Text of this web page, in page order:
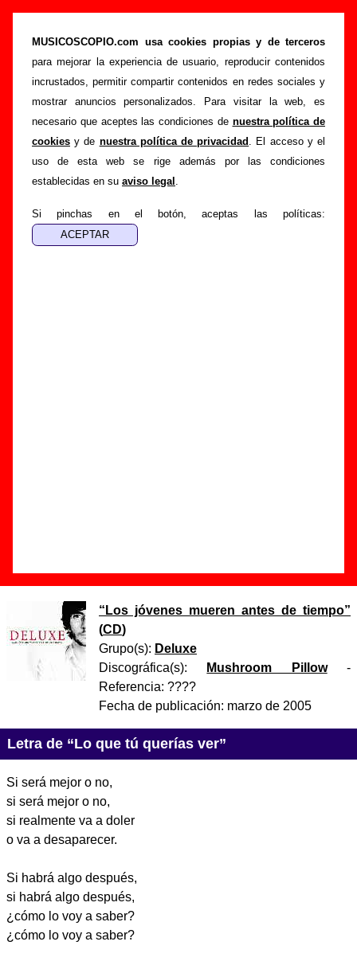
MUSICOSCOPIO.com usa cookies propias y de terceros
para mejorar la experiencia de usuario, reproducir contenidos
incrustados, permitir compartir contenidos en redes sociales y
mostrar anuncios personalizados. Para visitar la web, es
necesario que aceptes las condiciones de nuestra política de
cookies y de nuestra política de privacidad . El acceso y el
uso de esta web se rige además por las condiciones
establecidas en su aviso legal .
Si pinchas en el botón, aceptas las políticas:
“Lo que tú querías ver”, canción de Deluxe
(Letra e información)
Portada >Deluxe >Canciones >Lo que tú querías ver
Esta página pretende recopilar todo tipo de información
sobre lacanción "Lo que tú querías ver" interpretada por
Deluxe. Además de su letra, también aparecerá información
sobre el autor o los autores, sobre los discos en los que está
incluido este tema, sobre la grabación del mismo, sobre
tienes información adicional, puedes ayudar acompletar
esta información.
“ Los jóvenes mueren antes de tiempo”
(CD)
Grupo(s): Deluxe
Discográfica(s):
Mushroom Pillow-
Referencia: ????
Fecha de publicación: marzo de 2005
Letra de “Lo que tú querías ver”
Si será mejor o no,
si será mejor o no,
si realmente va a doler
o va a desaparecer.
Si habrá algo después,
si habrá algo después,
¿cómo lo voy a saber?
¿cómo lo voy a saber?